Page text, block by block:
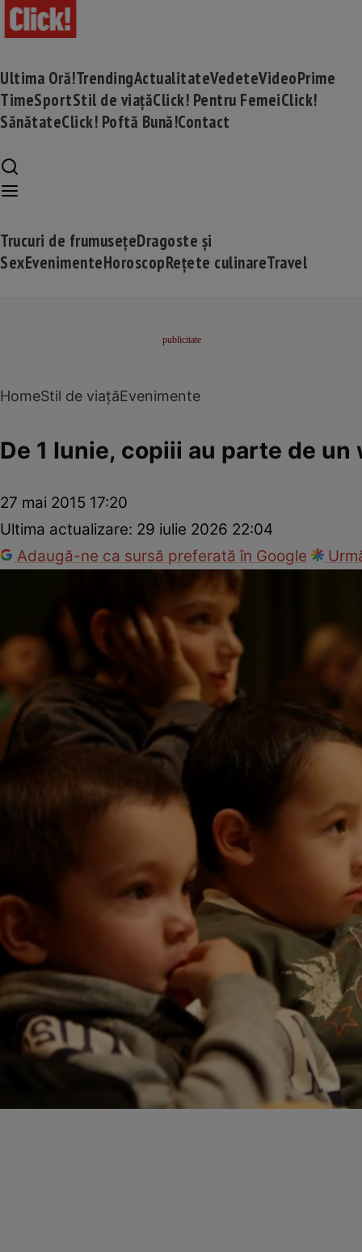
Ultima Oră!TrendingActualitateVedeteVideoPrime
TimeSportStil de viațăClick! Pentru FemeiClick!
SănătateClick! Poftă Bună!Contact
Trucuri de frumusețeDragoste și
SexEvenimenteHoroscopRețete culinareTravel
HomeStil de viațăEvenimente
De 1 Iunie, copiii au parte de
27 mai 2015 17:20
Ultima actualizare: 29 iulie 2026 22:04
Adaugă-ne ca sursă preferată în Google